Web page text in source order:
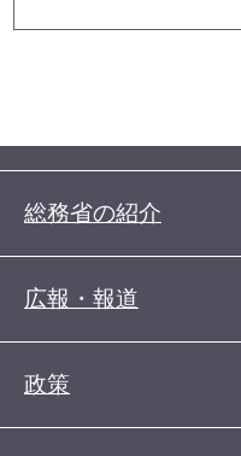
総務省の紹介
広報・報道
政策